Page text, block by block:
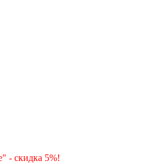
- скидка 5%!